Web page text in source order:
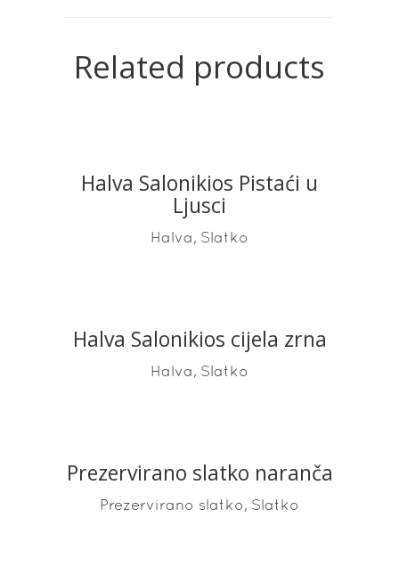
Related products
READ MORE
Halva Salonikios Pistaći u
Ljusci
Halva, Slatko
READ MORE
Halva Salonikios cijela zrna
Halva, Slatko
READ MORE
Prezervirano slatko naranča
Prezervirano slatko, Slatko